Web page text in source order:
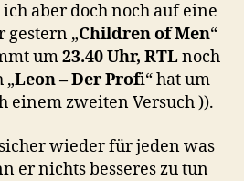
aber doch noch auf eine
„Children of Men“
um23.40 Uhr, RTLnoch
„Leon – Der Profi“ hat um
einem zweiten Versuch )).
wieder für jeden was
er nichts besseres zu tun